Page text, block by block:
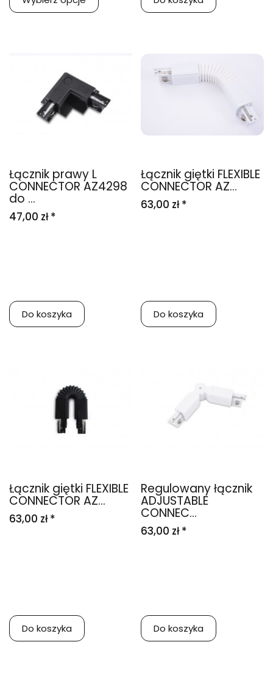
Łącznik prawy L
CONNECTOR AZ4298
do ...
47,00 zł *
Do koszyka
Łącznik giętki FLEXIBLE
CONNECTOR AZ...
63,00 zł *
Do koszyka
Łącznik giętki FLEXIBLE
CONNECTOR AZ...
63,00 zł *
Do koszyka
Regulowany łącznik
ADJUSTABLE
CONNEC...
63,00 zł *
Do koszyka